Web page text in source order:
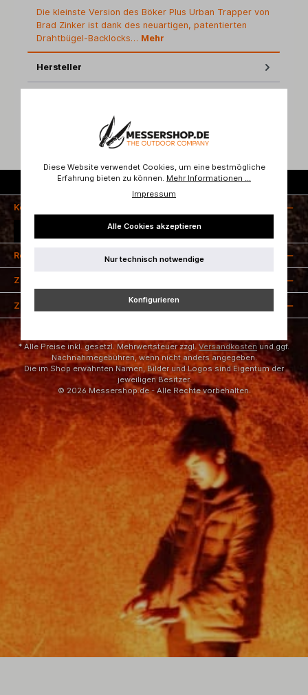
Die kleinste Version des Böker Plus Urban Trapper von
Brad Zinker ist dank des neuartigen, patentierten
Drahtbügel-Backlocks… Mehr
Hersteller
Kostenloser Versand ab 50 Euro
Kontakt
Rechtliches
Zahlungsarten
Zertifizierung
* Alle Preise inkl. gesetzl. Mehrwertsteuer zzgl. Versandkosten und ggf.
Nachnahmegebühren, wenn nicht anders angegeben.
Die im Shop erwähnten Namen, Bilder und Logos sind Eigentum der
jeweiligen Besitzer.
© 2026 Messershop.de - Alle Rechte vorbehalten.
Diese Website verwendet Cookies, um eine bestmögliche
Erfahrung bieten zu können. Mehr Informationen ...
Impressum
Alle Cookies akzeptieren
Nur technisch notwendige
Konfigurieren